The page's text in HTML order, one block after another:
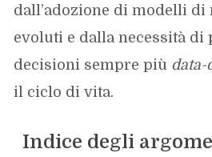
dall’adozione di modelli di
evoluti e dalla necessità di
decisioni sempre più
il ciclo di vita.
Indice degli